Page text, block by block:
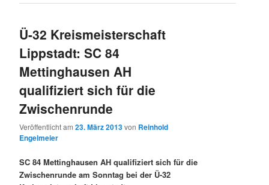
Ü-32 Kreismeisterschaft
Lippstadt: SC 84
Mettinghausen AH
qualifiziert sich für die
Zwischenrunde
Veröffentlicht am23. März 2013von Reinhold
Engelmeier
SC 84 Mettinghausen AH qualifiziert sich für die
Zwischenrunde am Sonntag bei der Ü-32